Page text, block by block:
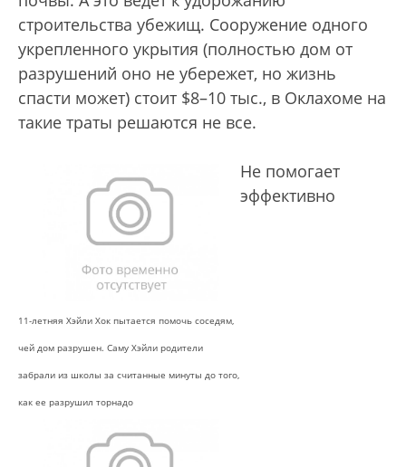
строительства убежищ. Сооружение одного
укрепленного укрытия (полностью дом от
разрушений оно не убережет, но жизнь
спасти может) стоит $8–10 тыс., в Оклахоме на
такие траты решаются не все.
11-летняя Хэйли Хок пытается помочь соседям,
чей дом разрушен. Саму Хэйли родители
забрали из школы за считанные минуты до того,
как ее разрушил торнадо
Не помогает
эффективно